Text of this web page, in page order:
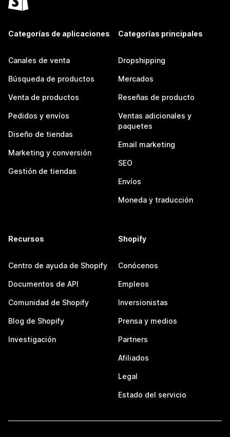
Categorías de aplicaciones
Canales de venta
Búsqueda de productos
Venta de productos
Pedidos y envíos
Diseño de tiendas
Marketing y conversión
Gestión de tiendas
Categorías principales
Dropshipping
Mercados
Reseñas de producto
Ventas adicionales y
paquetes
Email marketing
SEO
Envíos
Moneda y traducción
Recursos
Centro de ayuda de Shopify
Documentos de API
Comunidad de Shopify
Blog de Shopify
Investigación
Shopify
Conócenos
Empleos
Inversionistas
Prensa y medios
Partners
Afiliados
Legal
Estado del servicio